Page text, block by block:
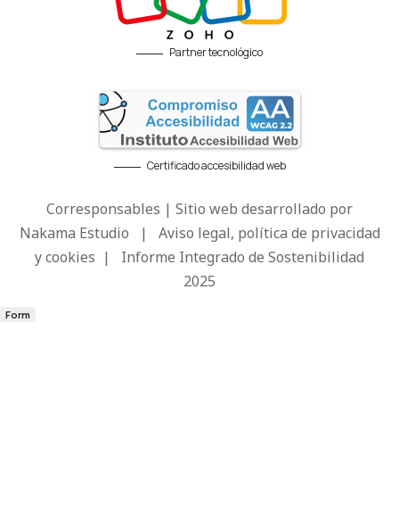
Partner tecnológico
Certificado accesibilidad web
Corresponsables | Sitio web desarrollado por
Nakama Estudio | Aviso legal, política de privacidad
y cookies | Informe Integrado de Sostenibilidad
2025
Form